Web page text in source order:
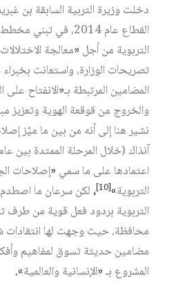
دخلت وزيرة التربية السابقة بن
القطاع عام 2014، في
التربوية من أجل «معالجة
تصريحات الوزارة، واستعانت
المضامين المرتبطة بـ«الانفتاح على
والخروج من قوقعة الهوية وتعزيز
نشير هنا إلى أنه من بين ما ميَّز
اعتمادها على ما سمي «إصلاحات
التربوية»
[10] ، لكن سرعان ما
التربوية بردود فعل قوية من طرف
محافظة، حيث وجهت لها
مضامين حديثة تسوق لمفاهيم
المشروع بـ«الإنسانية والعالمية».